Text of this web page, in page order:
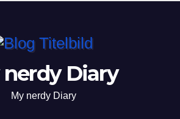
nerdy Diary
My nerdy Diary